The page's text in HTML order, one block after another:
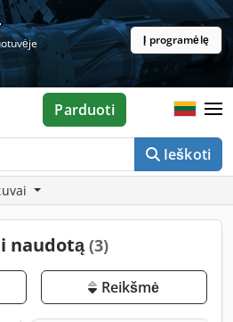
Į programėlę
Ieškoti
Parduoti
naudotą(3)
Reikšmė